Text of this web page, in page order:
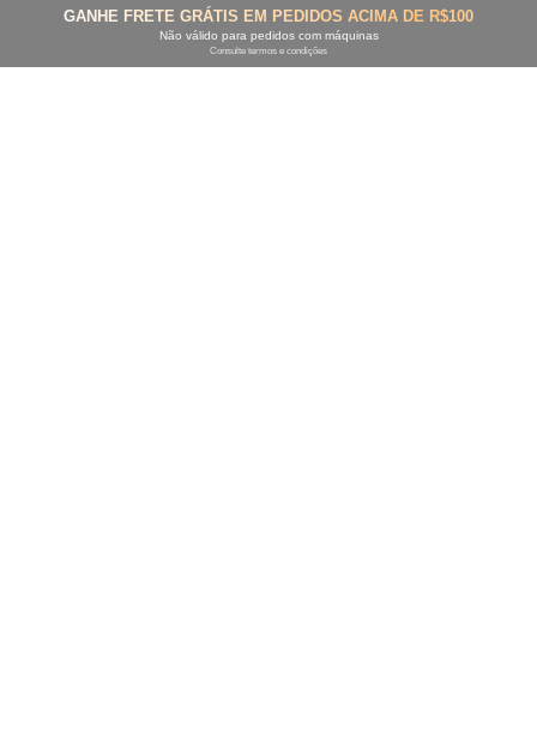
GANHE FRETE GRÁTIS EM PEDIDOS ACIMA DE R$100
Não válido para pedidos com máquinas
Consulte termos e condições